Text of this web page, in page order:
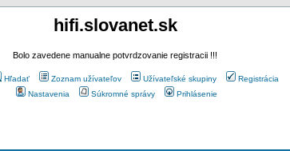
hifi.slovanet.sk
Bolo zavedene manualne potvrdzovanie registracii !!!
Hľadať Zoznam užívateľov Užívateľské skupiny
Registrácia
Nastavenia
Súkromné správy Prihlásenie